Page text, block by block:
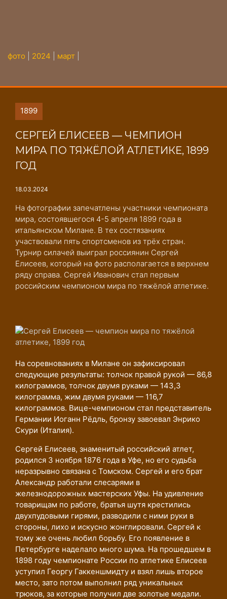
фото 2024 март
1899
СЕРГЕЙ ЕЛИСЕЕВ ― ЧЕМПИОН
МИРА ПО ТЯЖЁЛОЙ АТЛЕТИКЕ, 1899
ГОД
18.03.2024
На фотографии запечатлены участники чемпионата
мира, состоявшегося 4-5 апреля 1899 года в
итальянском Милане. В тех состязаниях
участвовали пять спортсменов из трёх стран.
Турнир силачей выиграл россиянин Сергей
Елисеев, который на фото располагается в верхнем
ряду справа. Сергей Иванович стал первым
российским чемпионом мира по тяжёлой атлетике.
На соревнованиях в Милане он зафиксировал
следующие результаты: толчок правой рукой — 86,8
килограммов, толчок двумя руками — 143,3
килограмма, жим двумя руками — 116,7
килограммов. Вице-чемпионом стал представитель
Германии Иоганн Рёдль, бронзу завоевал Энрико
Скури (Италия).
Сергей Елисеев, знаменитый российский атлет,
родился 3 ноября 1876 года в Уфе, но его судьба
неразрывно связана с Томском. Сергей и его брат
Александр работали слесарями в
железнодорожных мастерских Уфы. На удивление
товарищам по работе, братья шутя крестились
двухпудовыми гирями, разводили с ними руки в
стороны, лихо и искусно жонглировали. Сергей к
тому же очень любил борьбу. Его появление в
Петербурге наделало много шума. На прошедшем в
1898 году чемпионате России по атлетике Елисеев
уступил Георгу Гаккеншмидту и взял лишь второе
место, зато потом выполнил ряд уникальных
трюков, за которые получил две золотые медали.